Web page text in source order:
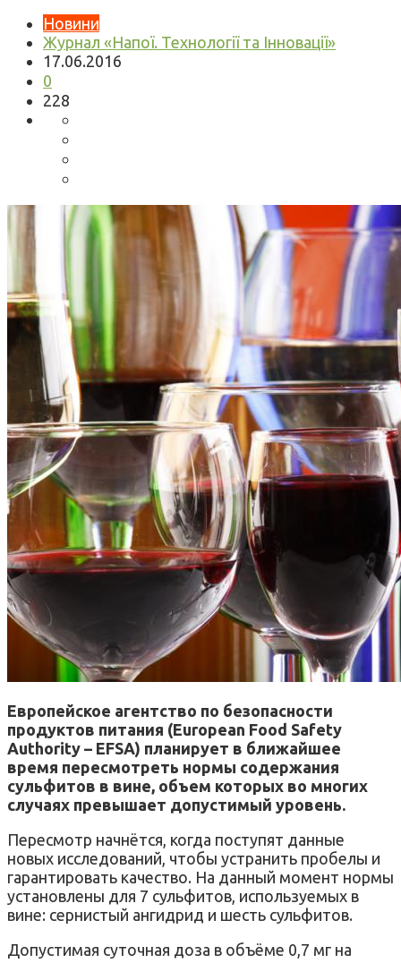
Новини
Журнал «Напої. Технології та Інновації»
17.06.2016
0
228
Европейское агентство по безопасности
продуктов питания (European Food Safety
Authority – EFSA) планирует в ближайшее
время пересмотреть нормы содержания
сульфитов в вине, объем которых во многих
случаях превышает допустимый уровень.
Пересмотр начнётся, когда поступят данные
новых исследований, чтобы устранить пробелы и
гарантировать качество. На данный момент нормы
установлены для 7 сульфитов, используемых в
вине: сернистый ангидрид и шесть сульфитов.
Допустимая суточная доза в объёме 0,7 мг на